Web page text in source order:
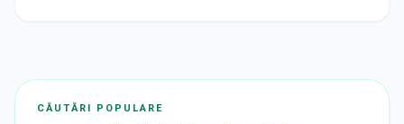
CĂUTĂRI POPULARE